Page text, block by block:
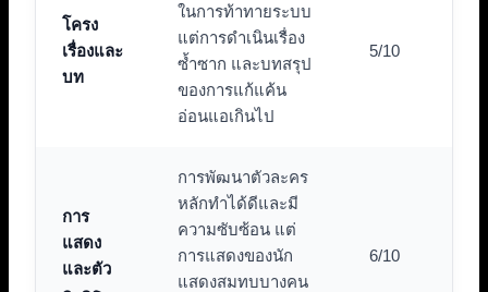
โครง
เรื่องและ
บท
ในการท้าทายระบบ
แต่การดำเนินเรื่อง
ซ้ำซาก และบทสรุป
ของการแก้แค้น
อ่อนแอเกินไป
5/10
การ
แสดง
และตัว
การพัฒนาตัวละคร
หลักทำได้ดีและมี
ความซับซ้อน แต่
การแสดงของนัก
แสดงสมทบบางคน
6/10